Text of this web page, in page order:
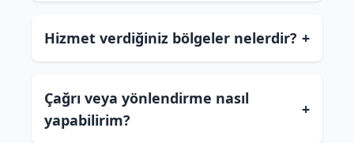
Hizmet verdiğiniz bölgeler nelerdir? +
Çağrı veya yönlendirme nasıl
yapabilirim?
+